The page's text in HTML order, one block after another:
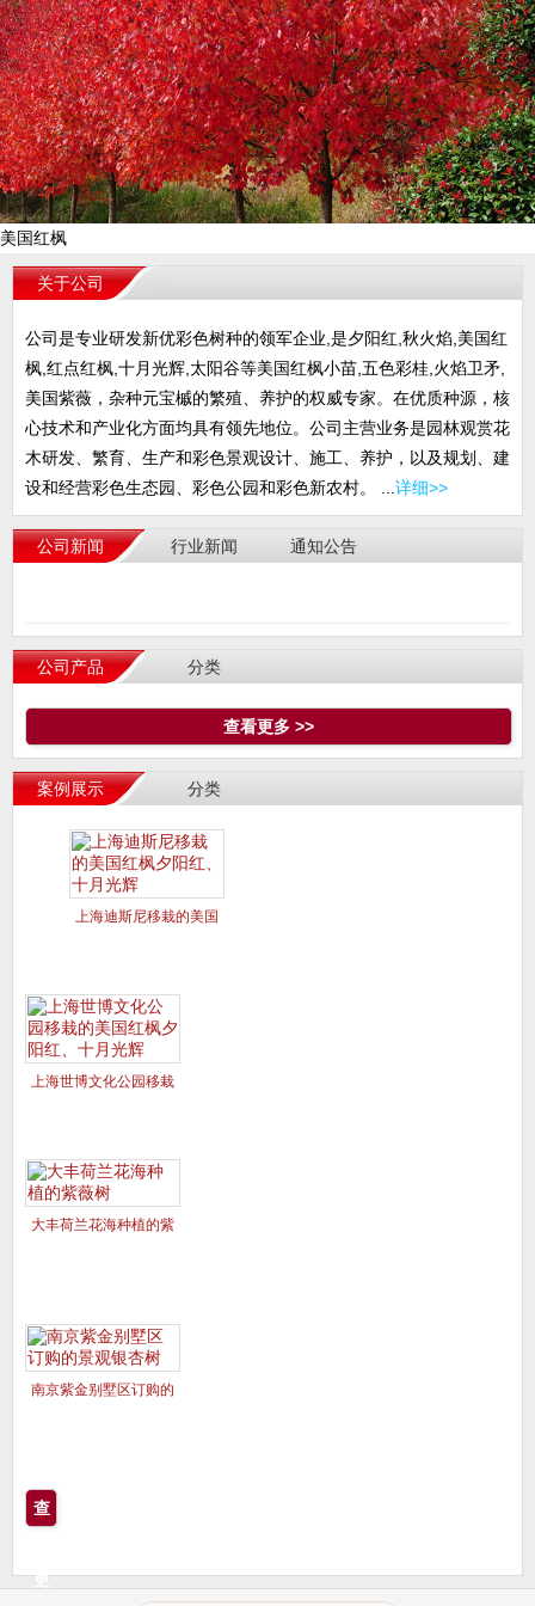
美国红枫
关于公司
公司是专业研发新优彩色树种的领军企业,是夕阳红,秋火焰,美国红
枫,红点红枫,十月光辉,太阳谷等美国红枫小苗,五色彩桂,火焰卫矛,
美国紫薇，杂种元宝槭的繁殖、养护的权威专家。在优质种源，核
心技术和产业化方面均具有领先地位。公司主营业务是园林观赏花
木研发、繁育、生产和彩色景观设计、施工、养护，以及规划、建
设和经营彩色生态园、彩色公园和彩色新农村。 ...详细>>
公司新闻 行业新闻 通知公告
公司产品 分类
查看更多 >>
案例展示 分类
上海迪斯尼移栽的美国
上海世博文化公园移栽
大丰荷兰花海种植的紫
南京紫金别墅区订购的
查
更